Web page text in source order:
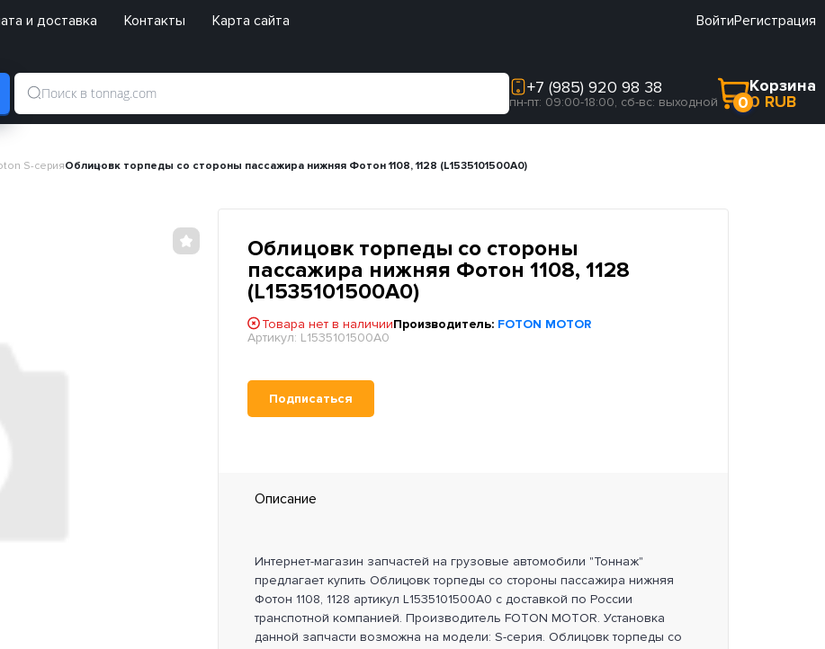
и доставка Контакты Карта сайта ВойтиРегистрация
+7 (985) 920 98 38
пн-пт: 09:00-18:00, сб-вс: выходной 0
Корзина
0 RUB
S-серияОблицовк торпеды со стороны пассажира нижняя Фотон 1108, 1128 (L1535101500A0)
Облицовк торпеды со стороны
пассажира нижняя Фотон 1108, 1128
(L1535101500A0)
Товара нет в наличииПроизводитель: FOTON MOTOR
Артикул: L1535101500A0
Подписаться
Описание
Интернет-магазин запчастей на грузовые автомобили "Тоннаж"
предлагает купить Облицовк торпеды со стороны пассажира нижняя
Фотон 1108, 1128 артикул L1535101500A0 с доставкой по России
транспотной компанией. Производитель FOTON MOTOR. Установка
данной запчасти возможна на модели: S-серия. Облицовк торпеды со